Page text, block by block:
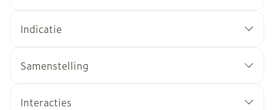
Indicatie
Samenstelling
Interacties